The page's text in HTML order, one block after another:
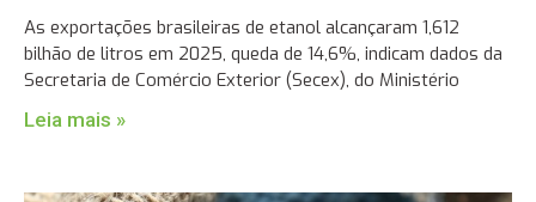
As exportações brasileiras de etanol alcançaram 1,612
bilhão de litros em 2025, queda de 14,6%, indicam dados da
Secretaria de Comércio Exterior (Secex), do Ministério
Leia mais »